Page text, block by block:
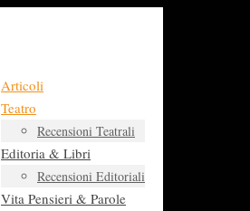
Articoli
Teatro
Recensioni Teatrali
Editoria & Libri
Recensioni Editoriali
Vita Pensieri & Parole